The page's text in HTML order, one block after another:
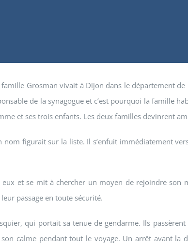
Grosman vivait à Dijon dans le département de
de la synagogue et c’est pourquoi la famille
et ses trois enfants. Les deux familles devinrent
figurait sur la liste. Il s’enfuit immédiatement
eux et se mit à chercher un moyen de rejoindre
passage en toute sécurité.
qui portait sa tenue de gendarme. Ils
calme pendant tout le voyage. Un arrêt avant